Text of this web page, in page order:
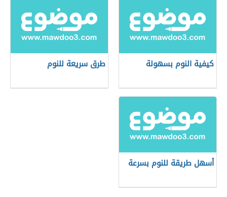
كيفية النوم بسهولة طرق سريعة للنوم
أسهل طريقة للنوم بسرعة